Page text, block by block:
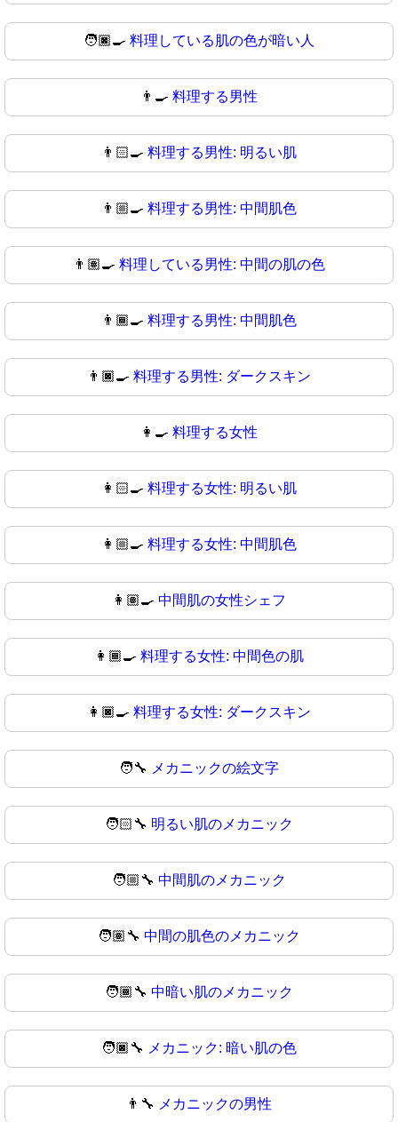
🧑🏿‍🍳 料理している肌の色が暗い人
👨‍🍳 料理する男性
👨🏻‍🍳 料理する男性: 明るい肌
👨🏼‍🍳 料理する男性: 中間肌色
👨🏽‍🍳 料理している男性: 中間の肌の色
👨🏾‍🍳 料理する男性: 中間肌色
👨🏿‍🍳 料理する男性: ダークスキン
👩‍🍳 料理する女性
👩🏻‍🍳 料理する女性: 明るい肌
👩🏼‍🍳 料理する女性: 中間肌色
👩🏽‍🍳 中間肌の女性シェフ
👩🏾‍🍳 料理する女性: 中間色の肌
👩🏿‍🍳 料理する女性: ダークスキン
🧑‍🔧 メカニックの絵文字
🧑🏻‍🔧 明るい肌のメカニック
🧑🏼‍🔧 中間肌のメカニック
🧑🏽‍🔧 中間の肌色のメカニック
🧑🏾‍🔧 中暗い肌のメカニック
🧑🏿‍🔧 メカニック: 暗い肌の色
👨‍🔧 メカニックの男性